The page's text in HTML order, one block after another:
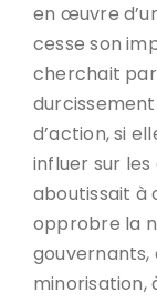
en œuvre
cesse son
cherchait
d’action, si
influer sur
aboutissait à
opprobre la
minorisation,